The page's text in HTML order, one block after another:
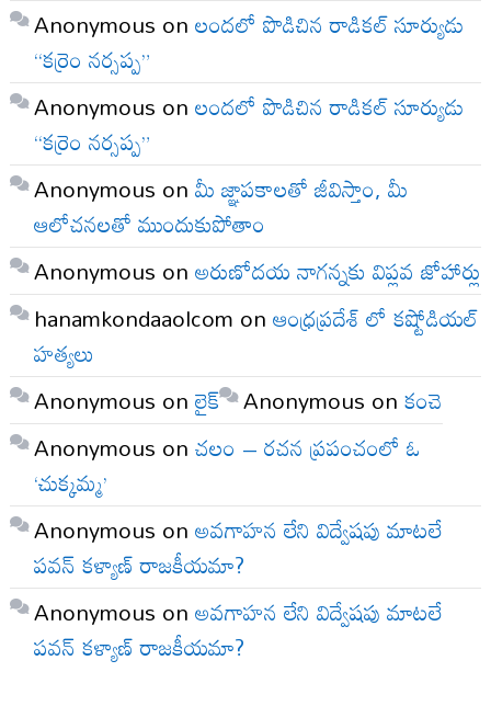
Anonymous onలందలో పొడిచిన రాడికల్ సూర్యుడు
“కర్రెం నర్సప్ప”
Anonymous onలందలో పొడిచిన రాడికల్ సూర్యుడు
“కర్రెం నర్సప్ప”
Anonymous onమీ జ్ఞాపకాలతో జీవిస్తాం, మీ
ఆలోచనలతో ముందుకుపోతాం
Anonymous onఅరుణోదయ నాగన్నకు విప్లవ జోహార్లు
hanamkondaaolcom onఆంధ్రప్రదేశ్ లో కష్టోడియల్
హత్యలు
Anonymous onలైక్ Anonymous onకంచె
Anonymous onచలం – రచన ప్రపంచంలో ఓ
‘చుక్కమ్మ’
Anonymous onఅవగాహన లేని విద్వేషపు మాటలే
పవన్ కళ్యాణ్ రాజకీయమా?
Anonymous onఅవగాహన లేని విద్వేషపు మాటలే
పవన్ కళ్యాణ్ రాజకీయమా?